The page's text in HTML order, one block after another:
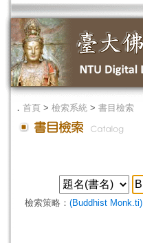
． 首頁 > 檢索系統 > 書目檢索
檢索策略： (Buddhist Monk.ti)